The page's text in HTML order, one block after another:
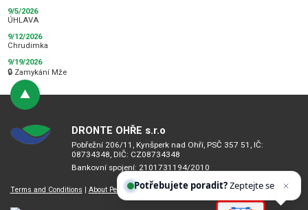
9/5/2026
ÚHLAVA
9/12/2026
Chrudimka
9/19/2026
🔒 Zamykání Mže
DRONTE OHŘE s.r.o
Pobřežní 206/11, Kynšperk nad Ohří, PSČ 357 51, IČ:
08734348, DIČ: CZ08734348
Bankovní spojení: 2101731194/2010
Terms and Conditions About Personal Data Processing Principles
Potřebujete poradit?Zeptejte se našeho asistenta
Chettyho